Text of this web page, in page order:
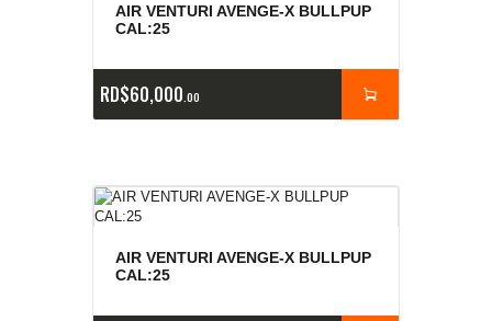
AIR VENTURI AVENGE-X BULLPUP
CAL:25
RD$60,000 00
AIR VENTURI AVENGE-X BULLPUP
CAL:25